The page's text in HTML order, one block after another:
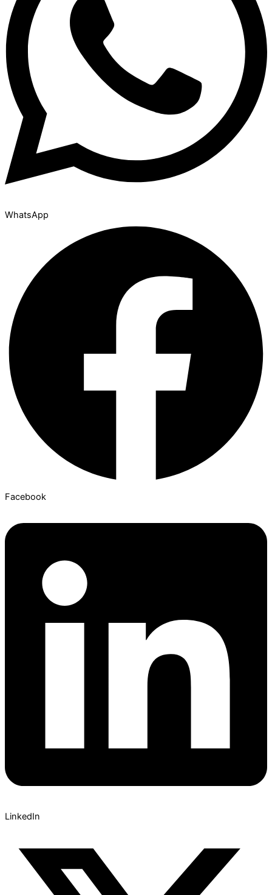
WhatsApp
Facebook
LinkedIn